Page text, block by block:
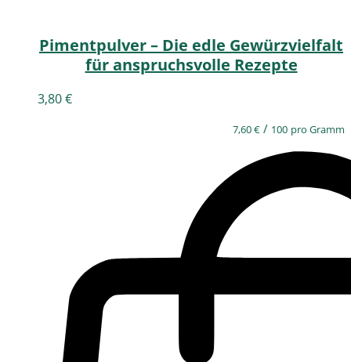
Pimentpulver – Die edle Gewürzvielfalt
für anspruchsvolle Rezepte
3,80€
7,60€ / 100 pro Gramm